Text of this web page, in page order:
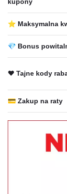
⭐ Maksymalna
💎 Bonus
❤️ Tajne kody
💳 Zakup na raty